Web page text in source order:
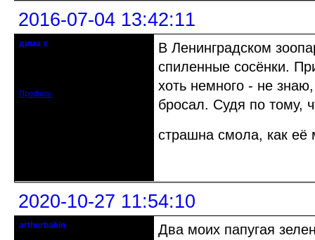
2016-07-04 13:42:11
дима х
Профиль
В Ленинградском
спиленные сосёнки.
хоть немного - не
бросал. Судя по тому,
страшна смола, как
2020-10-27 11:54:10
arthurbakin
Два моих папугая